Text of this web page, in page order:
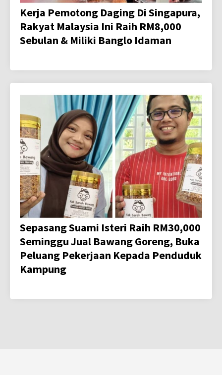
Kerja Pemotong Daging Di Singapura,
Rakyat Malaysia Ini Raih RM8,000
Sebulan & Miliki Banglo Idaman
Sepasang Suami Isteri Raih RM30,000
Seminggu Jual Bawang Goreng, Buka
Peluang Pekerjaan Kepada Penduduk
Kampung